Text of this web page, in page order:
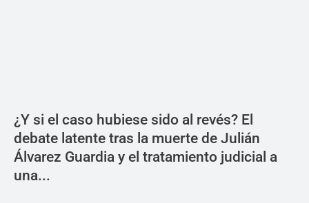
¿Y si el caso hubiese sido al revés? El
debate latente tras la muerte de Julián
Álvarez Guardia y el tratamiento judicial a
una...